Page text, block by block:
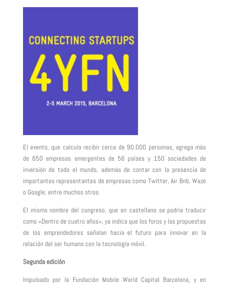
El evento, que calcula recibir cerca de 90.000 personas, agrega más
de 650 empresas emergentes de 56 países y 150 sociedades de
inversión de todo el mundo, además de contar con la presencia de
importantes representantes de empresas como Twitter, Air Bnb, Waze
o Google, entre muchos otros.
El mismo nombre del congreso, que en castellano se podría traducir
como «Dentro de cuatro años», ya indica que los foros y las propuestas
de los emprendedores señalan hacia el futuro para innovar en la
relación del ser humano con la tecnología móvil.
Segunda edición
Impulsado por la Fundación Mobile World Capital Barcelona, y en